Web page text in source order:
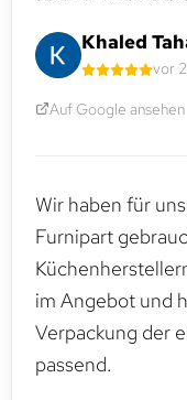
Khaled
vor
Auf Google ansehen
Wir haben für
Furnipart
im Angebot und
Verpackung der
passend.